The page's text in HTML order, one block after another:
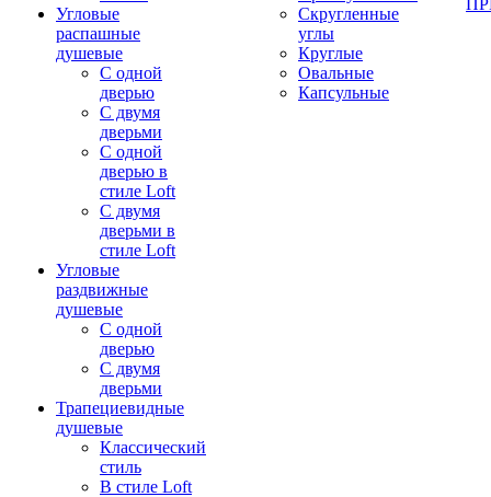
Угловые
распашные
душевые
С одной
дверью
С двумя
дверьми
С одной
дверью в
стиле Loft
С двумя
дверьми в
стиле Loft
Угловые
раздвижные
душевые
С одной
дверью
С двумя
дверьми
Трапециевидные
душевые
Классический
стиль
В стиле Loft
Скругленные
углы
Круглые
Овальные
Капсульные